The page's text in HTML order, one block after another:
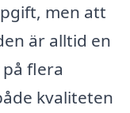
men att
är alltid en
flera
kvaliteten